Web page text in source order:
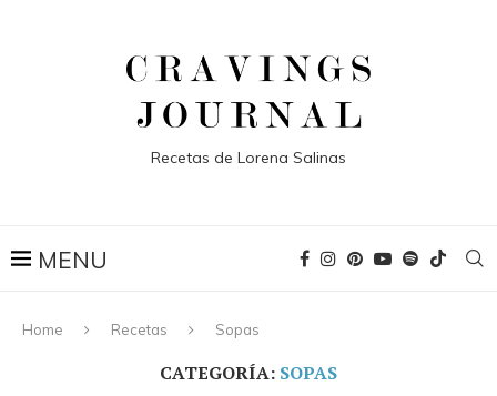
Recetas de Lorena Salinas
Home Recetas Sopas
CATEGORÍA: SOPAS